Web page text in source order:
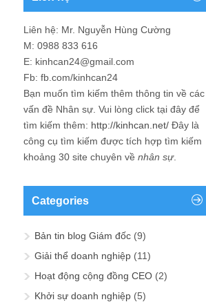
Liên hệ: Mr. Nguyễn Hùng Cường
M: 0988 833 616
E: kinhcan24@gmail.com
Fb: fb.com/kinhcan24
Bạn muốn tìm kiếm thêm thông tin về các
vấn đề Nhân sự . Vui lòng click tại đây để
tìm kiếm thêm: http://kinhcan.net/ Đây là
công cụ tìm kiếm được tích hợp tìm kiếm
khoảng 30 site chuyên về nhân sự.
Categories
Bản tin blog Giám đốc (9)
Giải thể doanh nghiệp (11)
Hoạt động cộng đồng CEO (2)
Khởi sự doanh nghiệp (5)